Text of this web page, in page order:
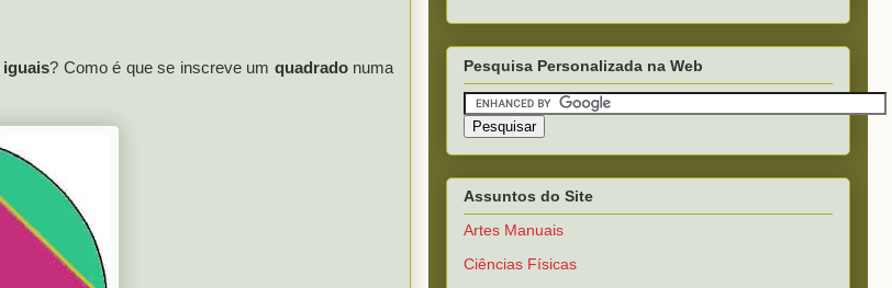
? Como é que se inscreve um quadradonuma
Pesquisa Personalizada na Web
Assuntos do Site
Artes Manuais
Ciências Físicas